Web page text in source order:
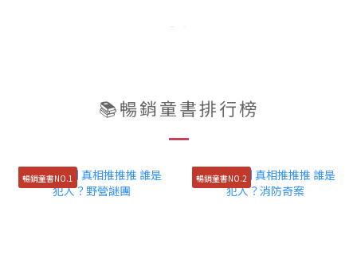
📚暢銷童書排行榜
暢銷童書NO.1 暢銷童書NO.2